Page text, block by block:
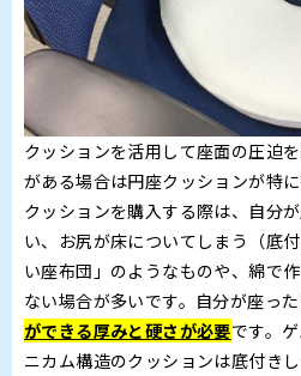
クッションを活用して座面の圧迫
がある場合は円座クッションが特に
クッションを購入する際は、自分
い、お尻が床についてしまう（底
い座布団」のようなものや、綿で
ない場合が多いです。自分が座った
ができる厚みと硬さが必要です。
ニカム構造のクッションは底付き